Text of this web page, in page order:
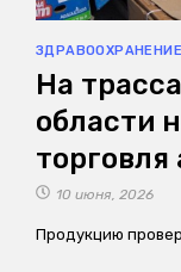
ЗДРАВООХРАНЕНИЕ
На
области
10 июня, 2026
Продукцию